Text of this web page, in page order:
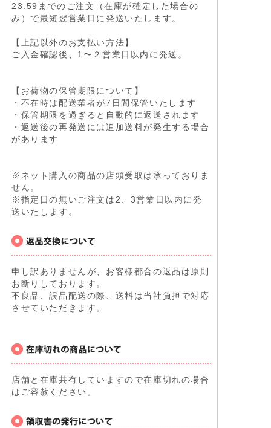
23:59までのご注文（在庫が確定した場合の
み）で最短翌営業日に発送いたします。
【上記以外のお支払い方法】
ご入金確認後、1〜２営業日以内に発送。
【お荷物の保管期限について】
・不在時は配送業者が7日間保管いたします
・保管期限を過ぎると自動的に返送されます
・返送後の再発送には追加送料が発生する場合
があります
※ネット購入の商品の店頭受取は承っておりま
せん。
※指定日の無いご注文は2、3営業日以内に発
送いたします。
申し訳ありませんが、お客様都合の返品は原則
お断りしております。
不良品、誤品配送の際、送料は当社負担で対応
させていただきます。
店舗と在庫共有していますので在庫切れの場合
はご容赦ください。